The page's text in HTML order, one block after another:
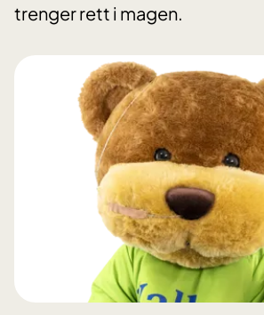
trenger rett i magen.